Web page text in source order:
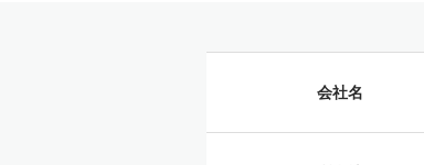
会社名